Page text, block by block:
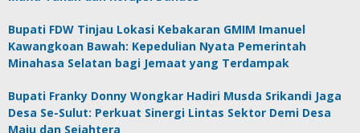
Bupati FDW Tinjau Lokasi Kebakaran GMIM Imanuel
Kawangkoan Bawah: Kepedulian Nyata Pemerintah
Minahasa Selatan bagi Jemaat yang Terdampak
Bupati Franky Donny Wongkar Hadiri Musda Srikandi Jaga
Desa Se-Sulut: Perkuat Sinergi Lintas Sektor Demi Desa
Maju dan Sejahtera